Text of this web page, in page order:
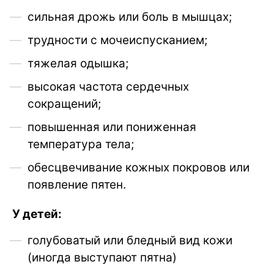
сильная дрожь или боль в мышцах;
трудности с мочеиспусканием;
тяжелая одышка;
высокая частота сердечных
сокращений;
повышенная или пониженная
температура тела;
обесцвечивание кожных покровов или
появление пятен.
У детей:
голубоватый или бледный вид кожи
(иногда выступают пятна)